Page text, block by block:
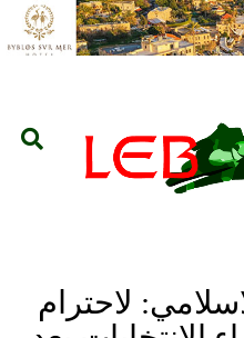
لاحترام